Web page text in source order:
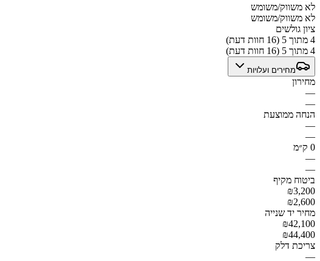
לא משווק/משומש
לא משווק/משומש
ציון גולשים
4 מתוך 5 (16 חוות דעת)
4 מתוך 5 (16 חוות דעת)
מחירים ועלויות
מחירון
—
—
הנחה ממוצעת
—
—
0 ק״מ
—
—
ביטוח מקיף
₪3,200
₪2,600
מחיר יד שנייה
₪42,100
₪44,400
צריכת דלק
—